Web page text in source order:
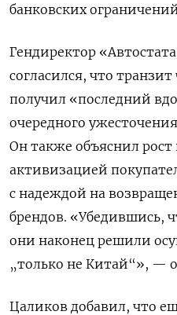
банковских
Гендиректор
согласился, что
получил «последний
очередного
Он также объяснил
активизацией
с надеждой на
брендов. «Убедившись,
они наконец решили
„только не Китай“», —
Цаликов добавил, что